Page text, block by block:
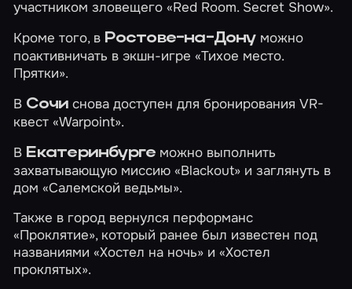
участником зловещего«Red Room. Secret Show».
Кроме того, в Ростове-на-Донуможно
поактивничать в экшн-игре«Тихое место.
Прятки».
В Сочи снова доступен для бронирования VR-
квест«Warpoint».
В Екатеринбурге можно выполнить
захватывающую миссию«Blackout» и заглянуть в
дом«Салемской ведьмы».
Также в город вернулся перформанс
«Проклятие», который ранее был известен под
названиями «Хостел на ночь» и «Хостел
проклятых».